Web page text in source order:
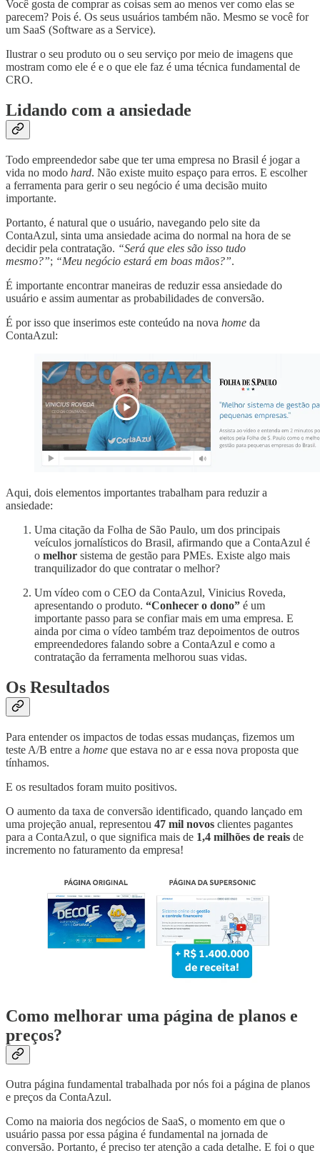
Você gosta de comprar as coisas sem ao menos ver como elas se
parecem? Pois é. Os seus usuários também não. Mesmo se você for
um SaaS (Software as a Service).
Ilustrar o seu produto ou o seu serviço por meio de imagens que
mostram como ele é e o que ele faz é uma técnica fundamental de
CRO.
Lidando com a ansiedade
Todo empreendedor sabe que ter uma empresa no Brasil é jogar a
vida no modo hard. Não existe muito espaço para erros. E escolher
a ferramenta para gerir o seu negócio é uma decisão muito
importante.
Portanto, é natural que o usuário, navegando pelo site da
ContaAzul, sinta uma ansiedade acima do normal na hora de se
decidir pela contratação. “Será que eles são isso tudo
mesmo?”; “Meu negócio estará em boas mãos?”.
É importante encontrar maneiras de reduzir essa ansiedade do
usuário e assim aumentar as probabilidades de conversão.
É por isso que inserimos este conteúdo na nova home da
ContaAzul:
Aqui, dois elementos importantes trabalham para reduzir a
ansiedade:
Uma citação da Folha de São Paulo, um dos principais
veículos jornalísticos do Brasil, afirmando que a ContaAzul é
o melhor sistema de gestão para PMEs. Existe algo mais
tranquilizador do que contratar o melhor?
Um vídeo com o CEO da ContaAzul, Vinicius Roveda,
apresentando o produto. “Conhecer o dono” é um
importante passo para se confiar mais em uma empresa. E
ainda por cima o vídeo também traz depoimentos de outros
empreendedores falando sobre a ContaAzul e como a
contratação da ferramenta melhorou suas vidas.
Os Resultados
Para entender os impactos de todas essas mudanças, fizemos um
teste A/B entre a home que estava no ar e essa nova proposta que
tínhamos.
E os resultados foram muito positivos.
O aumento da taxa de conversão identificado, quando lançado em
uma projeção anual, representou 47 mil novos clientes pagantes
para a ContaAzul, o que significa mais de 1,4 milhões de reais de
incremento no faturamento da empresa!
Como melhorar uma página de planos e
preços?
Outra página fundamental trabalhada por nós foi a página de planos
e preços da ContaAzul.
Como na maioria dos negócios de SaaS, o momento em que o
usuário passa por essa página é fundamental na jornada de
conversão. Portanto, é preciso ter atenção a cada detalhe. E foi o que